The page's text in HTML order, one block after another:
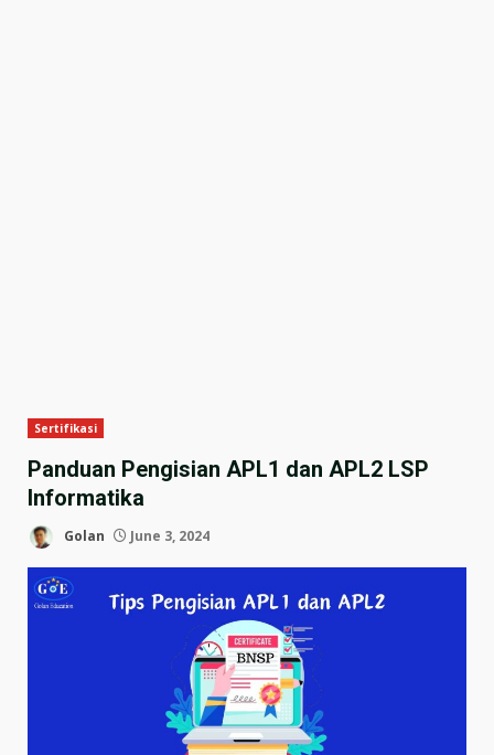
Sertifikasi
Panduan Pengisian APL1 dan APL2 LSP
Informatika
Golan June 3, 2024